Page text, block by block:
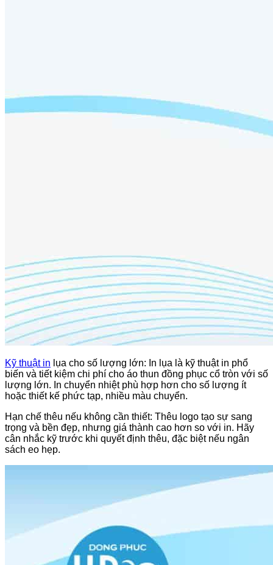
Kỹ thuật in lụa cho số lượng lớn: In lụa là kỹ thuật in phổ
biến và tiết kiệm chi phí cho áo thun đồng phục cổ tròn với số
lượng lớn. In chuyển nhiệt phù hợp hơn cho số lượng ít
hoặc thiết kế phức tạp, nhiều màu chuyển.
Hạn chế thêu nếu không cần thiết: Thêu logo tạo sự sang
trọng và bền đẹp, nhưng giá thành cao hơn so với in. Hãy
cân nhắc kỹ trước khi quyết định thêu, đặc biệt nếu ngân
sách eo hẹp.